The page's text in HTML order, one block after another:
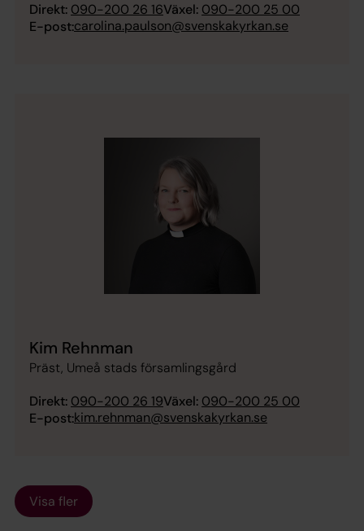
Direkt: 090-200 26 16Växel: 090-200 25 00
E-post:carolina.paulson@svenskakyrkan.se
Kim Rehnman
Präst, Umeå stads församlingsgård
Direkt: 090-200 26 19Växel: 090-200 25 00
E-post:kim.rehnman@svenskakyrkan.se
Visa fler